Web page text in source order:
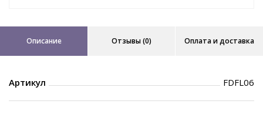
Описание Отзывы (0) Оплата и доставка
Артикул FDFL06